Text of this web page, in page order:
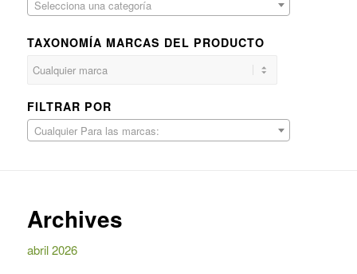
Selecciona una categoría
TAXONOMÍA MARCAS DEL PRODUCTO
FILTRAR POR
Cualquier Para las marcas:
Archives
abril 2026